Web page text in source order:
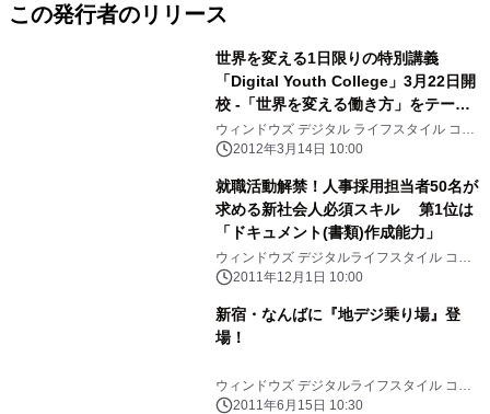
この発行者のリリース
世界を変える1日限りの特別講義
「Digital Youth College」3月22日開
校 -「世界を変える働き方」をテーマ
に、注目の若手経営者たちによる特別
講義-
ウィンドウズ デジタル ライフスタイル コン
ソーシアム(WDLC)
2012年3月14日 10:00
就職活動解禁！人事採用担当者50名が
求める新社会人必須スキル 第1位は
「ドキュメント(書類)作成能力」
ウィンドウズ デジタルライフスタイル コン
ソーシアム(WDLC)
2011年12月1日 10:00
新宿・なんばに『地デジ乗り場』登
場！
ウィンドウズ デジタルライフスタイル コン
ソーシアム(WDLC)
2011年6月15日 10:30